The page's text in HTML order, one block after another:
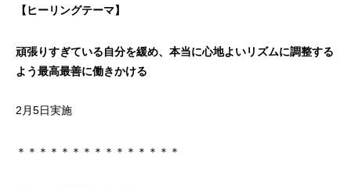
【ヒーリングテーマ】
頑張りすぎている自分を緩め、本当に心地よいリズムに調整する
よう最高最善に働きかける
2月5日実施
＊＊＊＊＊＊＊＊＊＊＊＊＊＊＊